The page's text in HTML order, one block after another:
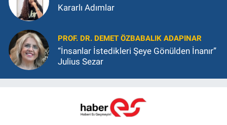
Kararlı Adımlar
PROF. DR. DEMET ÖZBABALIK ADAPINAR
“İnsanlar İstedikleri Şeye Gönülden İnanır”
Julius Sezar